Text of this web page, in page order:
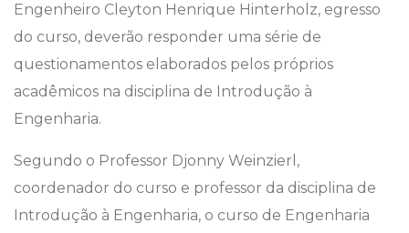
Engenheiro Cleyton Henrique Hinterholz, egresso
do curso, deverão responder uma série de
questionamentos elaborados pelos próprios
acadêmicos na disciplina de Introdução à
Engenharia.
Segundo o Professor Djonny Weinzierl,
coordenador do curso e professor da disciplina de
Introdução à Engenharia, o curso de Engenharia